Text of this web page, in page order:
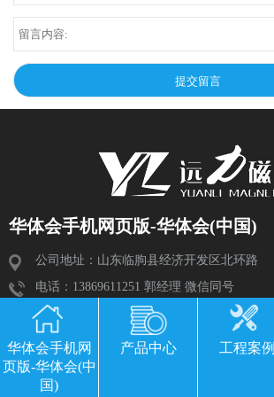
华体会手机网页版-华体会(中国)
公司地址：山东临朐县经济开发区北环路
电话：13869611251 郭经理 微信同号
传真：0536-3435877
邮箱：2534224609@qq.com
华体会手机网
页版-华体会(中
国)
产品中心 工程案例